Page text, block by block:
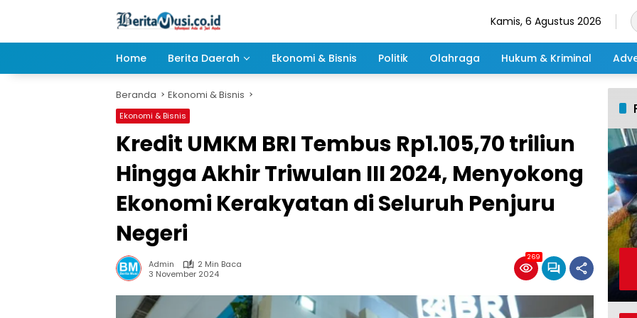
Kamis, 6 Agustus 2026
Home Berita Daerah Ekonomi & Bisnis Politik Olahraga Hukum & Kriminal
Beranda Ekonomi & Bisnis
Ekonomi & Bisnis
Kredit UMKM BRI Tembus Rp1.105,70 triliun
Hingga Akhir Triwulan III 2024, Menyokong
Ekonomi Kerakyatan di Seluruh Penjuru
Negeri
Admin
2 Min Baca
3 November 2024
269